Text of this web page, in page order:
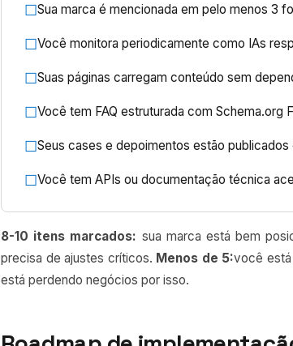
☐Sua marca é mencionada em pelo menos 3
☐Você monitora periodicamente como IAs
☐Suas páginas carregam conteúdo sem
☐Você tem FAQ estruturada com Schema.org
☐Seus cases e depoimentos estão
☐Você tem APIs ou documentação técnica
8-10 itens marcados: sua marca está bem
precisa de ajustes críticos. Menos de 5:você
está perdendo negócios por isso.